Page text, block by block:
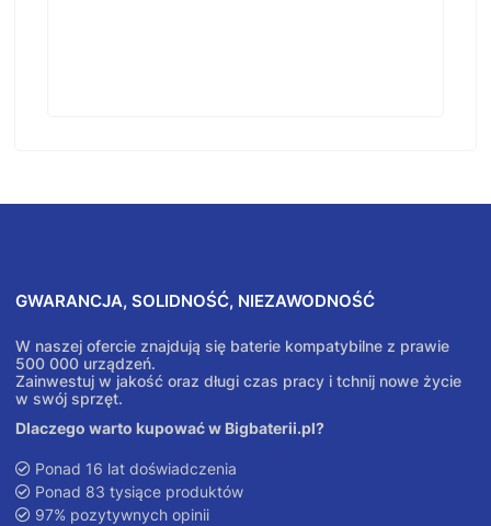
GWARANCJA, SOLIDNOŚĆ, NIEZAWODNOŚĆ
W naszej ofercie znajdują się baterie kompatybilne z prawie
500 000 urządzeń.
Zainwestuj w jakość oraz długi czas pracy i tchnij nowe życie
w swój sprzęt.
Dlaczego warto kupować w Bigbaterii.pl?
Ponad 16 lat doświadczenia
Ponad 83 tysiące produktów
97% pozytywnych opinii